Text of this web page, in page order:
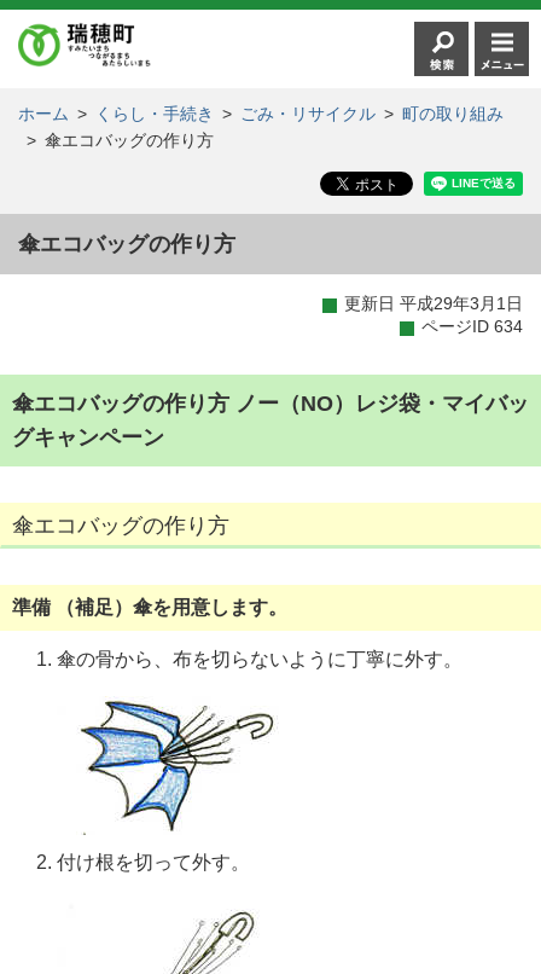
ホーム > くらし・手続き > ごみ・リサイクル > 町の取り組み
> 傘エコバッグの作り方
傘エコバッグの作り方
更新日 平成29年3月1日
ページID 634
傘エコバッグの作り方 ノー（NO）レジ袋・マイバッ
グキャンペーン
傘エコバッグの作り方
準備 （補足）傘を用意します。
傘の骨から、布を切らないように丁寧に外す。
付け根を切って外す。